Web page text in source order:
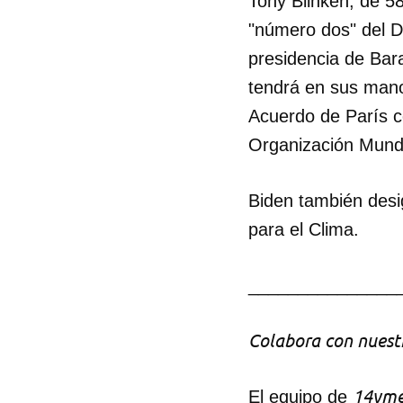
"número dos" del
presidencia de
tendrá en sus
Acuerdo de París
Organización
Biden también
para el Clima.
Colabora con
El equipo de